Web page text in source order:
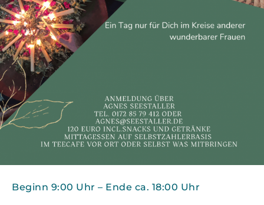
Beginn 9:00 Uhr – Ende ca. 18:00 Uhr